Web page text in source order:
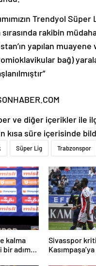
Trendyol
sırasında rakibin
yapılan
bağ)
ve diğer içerikler ile
kısa süre içerisinde
Süper Lig Trabzonspor
kalma
adım
Sivasspor